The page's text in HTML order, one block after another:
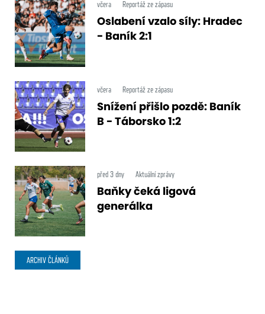
včera Reportáž ze zápasu
Oslabení vzalo síly: Hradec
- Baník 2:1
včera Reportáž ze zápasu
Snížení přišlo pozdě: Baník
B - Táborsko 1:2
před 3 dny Aktuální zprávy
Baňky čeká ligová
generálka
ARCHIV ČLÁNKŮ